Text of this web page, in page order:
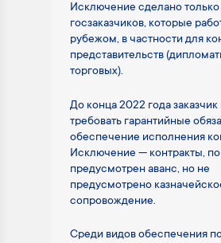
Исключение сделано только
госзаказчиков, которые
рубежом, в частности для
представительств
торговых).
До конца 2022 года заказчик
требовать гарантийные
обеспечение исполнения
Исключение — контракты,
предусмотрен аванс, но не
предусмотрено
сопровождение.
Среди видов обеспечения